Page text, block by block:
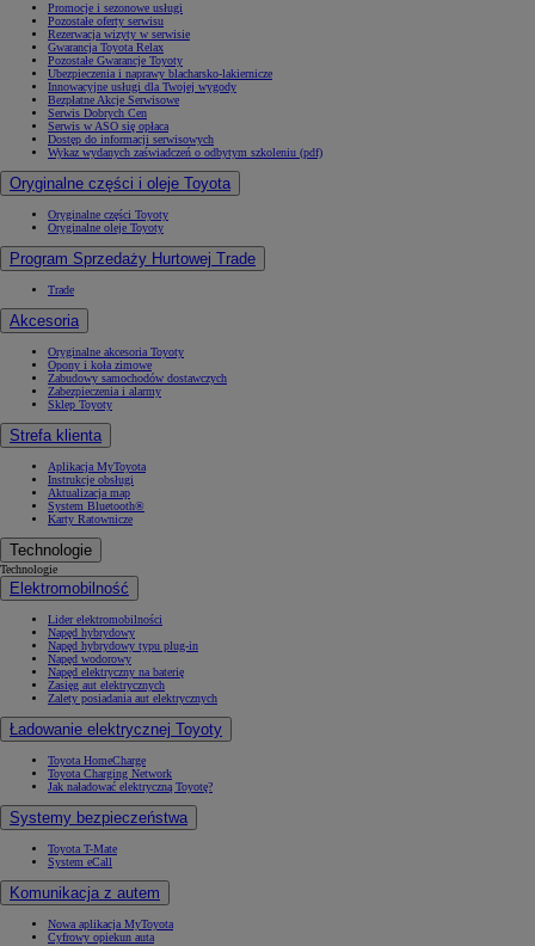
Promocje i sezonowe usługi
Pozostałe oferty serwisu
Rezerwacja wizyty w serwisie
Gwarancja Toyota Relax
Pozostałe Gwarancje Toyoty
Ubezpieczenia i naprawy blacharsko-lakiernicze
Innowacyjne usługi dla Twojej wygody
Bezpłatne Akcje Serwisowe
Serwis Dobrych Cen
Serwis w ASO się opłaca
Dostęp do informacji serwisowych
Wykaz wydanych zaświadczeń o odbytym szkoleniu (pdf)
Oryginalne części i oleje Toyota
Oryginalne części Toyoty
Oryginalne oleje Toyoty
Program Sprzedaży Hurtowej Trade
Trade
Akcesoria
Oryginalne akcesoria Toyoty
Opony i koła zimowe
Zabudowy samochodów dostawczych
Zabezpieczenia i alarmy
Sklep Toyoty
Strefa klienta
Aplikacja MyToyota
Instrukcje obsługi
Aktualizacja map
System Bluetooth®
Karty Ratownicze
Technologie
Technologie
Elektromobilność
Lider elektromobilności
Napęd hybrydowy
Napęd hybrydowy typu plug-in
Napęd wodorowy
Napęd elektryczny na baterię
Zasięg aut elektrycznych
Zalety posiadania aut elektrycznych
Ładowanie elektrycznej Toyoty
Toyota HomeCharge
Toyota Charging Network
Jak naładować elektryczną Toyotę?
Systemy bezpieczeństwa
Toyota T-Mate
System eCall
Komunikacja z autem
Nowa aplikacja MyToyota
Cyfrowy opiekun auta